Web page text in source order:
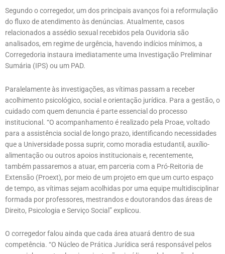
Segundo o corregedor, um dos principais avanços foi a reformulação
do fluxo de atendimento às denúncias. Atualmente, casos
relacionados a assédio sexual recebidos pela Ouvidoria são
analisados, em regime de urgência, havendo indícios mínimos, a
Corregedoria instaura imediatamente uma Investigação Preliminar
Sumária (IPS) ou um PAD.
Paralelamente às investigações, as vítimas passam a receber
acolhimento psicológico, social e orientação jurídica. Para a gestão, o
cuidado com quem denuncia é parte essencial do processo
institucional. “O acompanhamento é realizado pela Proae, voltado
para a assistência social de longo prazo, identificando necessidades
que a Universidade possa suprir, como moradia estudantil, auxílio-
alimentação ou outros apoios institucionais e, recentemente,
também passaremos a atuar, em parceria com a Pró-Reitoria de
Extensão (Proext), por meio de um projeto em que um curto espaço
de tempo, as vítimas sejam acolhidas por uma equipe multidisciplinar
formada por professores, mestrandos e doutorandos das áreas de
Direito, Psicologia e Serviço Social” explicou.
O corregedor falou ainda que cada área atuará dentro de sua
competência. “O Núcleo de Prática Jurídica será responsável pelos